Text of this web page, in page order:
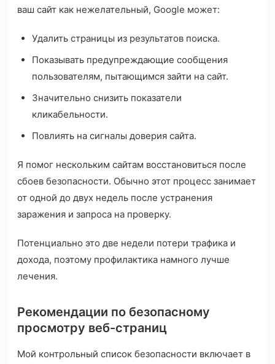
ваш сайт как нежелательный, Google может:
Удалить страницы из результатов поиска.
Показывать предупреждающие сообщения
пользователям, пытающимся зайти на сайт.
Значительно снизить показатели
кликабельности.
Повлиять на сигналы доверия сайта.
Я помог нескольким сайтам восстановиться после
сбоев безопасности. Обычно этот процесс занимает
от одной до двух недель после устранения
заражения и запроса на проверку.
Потенциально это две недели потери трафика и
дохода, поэтому профилактика намного лучше
лечения.
Рекомендации по безопасному
просмотру веб-страниц
Мой контрольный список безопасности включает в